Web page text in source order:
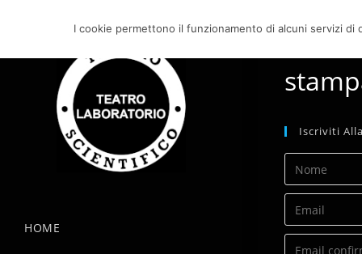
al
HOME
Iscriviti
I cookie permettono il funzionamento di alcuni servizi